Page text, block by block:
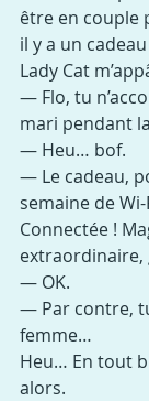
être en couple
il y a un
Lady Cat
— Flo, tu
mari pendant
— Heu… bof.
— Le cadeau,
semaine de
Connectée !
extraordinaire,
— OK.
— Par contre,
femme…
Heu… En tout
alors.